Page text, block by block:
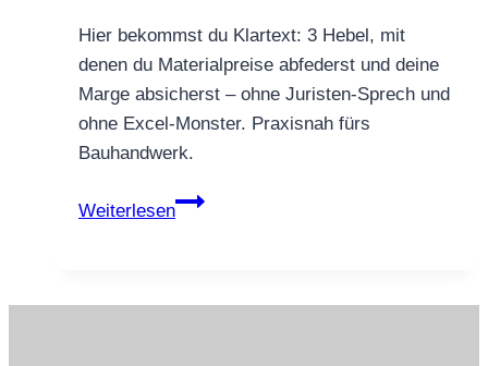
Hier bekommst du Klartext: 3 Hebel, mit
denen du Materialpreise abfederst und deine
Marge absicherst – ohne Juristen-Sprech und
ohne Excel-Monster. Praxisnah fürs
Bauhandwerk.
Weiterlesen
Materialpreis-